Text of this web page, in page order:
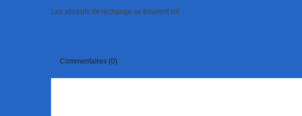
Les abrasifs de rechange se trouvent ici!
Commentaires (0)